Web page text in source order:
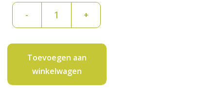
-
aantal
+
Toevoegen aan
winkelwagen